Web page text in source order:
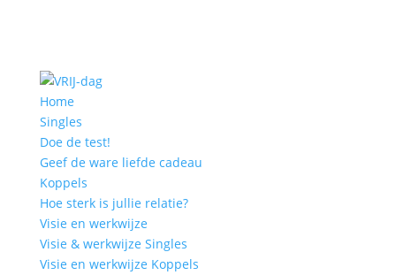
Home
Singles
Doe de test!
Geef de ware liefde cadeau
Koppels
Hoe sterk is jullie relatie?
Visie en werkwijze
Visie & werkwijze Singles
Visie en werkwijze Koppels